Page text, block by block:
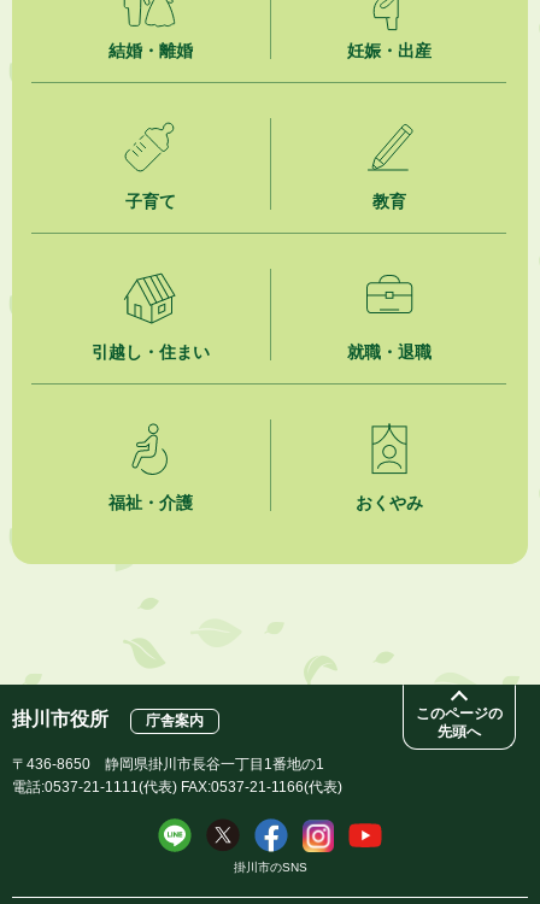
2026年8月4日
市民の勇気ある応急手当に感謝状を贈呈しました
「水道カルテ」の公表について
2026年8月3日
企業版ふるさと納税（地方創生応援税制）のお願い
【参加者募集】プロ棋士から学ぼう！はじめての将棋教室
結婚・離婚 妊娠・出産
子育て 教育
引越し・住まい 就職・退職
福祉・介護 おくやみ
このページの
先頭へ
掛川市役所 庁舎案内
〒436-8650 静岡県掛川市長谷一丁目1番地の1
電話:0537-21-1111(代表) FAX:0537-21-1166(代表)
掛川市のSNS